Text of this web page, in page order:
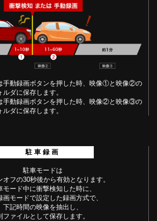
手動録画ボタンを押した時、映像①と映像②の
ダに保存します。
手動録画ボタンを押した時、映像②と映像③の
ダに保存します。
駐車録画
駐車モードは
オフの30秒後から有効となります。
モード中に衝撃検知した時に、
画モードで設定した録画方式で、
下記時間の映像を抽出し、
ファイルとして保存します。